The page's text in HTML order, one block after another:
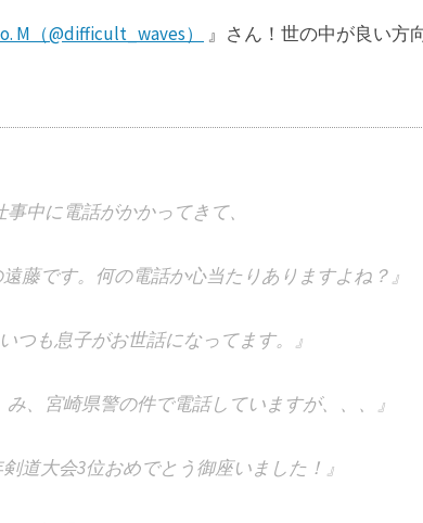
M（@difficult_waves）
』さん！世の中が良い方
事中に電話がかかってきて、
藤です。何の電話か心当たりありますよね？』
つも息子がお世話になってます。』
、宮崎県警の件で電話していますが、、、』
道大会3位おめでとう御座いました！』